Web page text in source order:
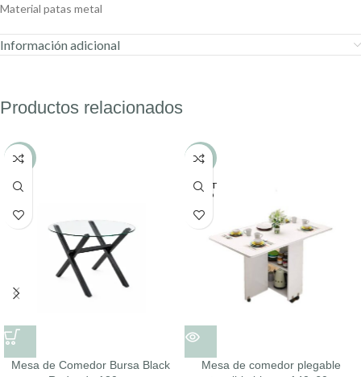
Material patas metal
Información adicional
Productos relacionados
-23%
Mesa de Comedor Bursa Black
-29%
AGOT
ADO
Mesa de comedor plegable